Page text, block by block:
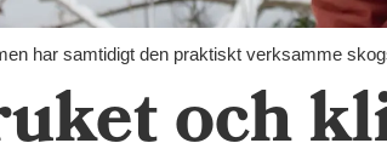
har samtidigt den praktiskt verksamme